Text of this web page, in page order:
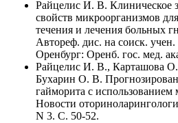
Райцелис И. В. Клиническое
свойств микроорганизмов
течения и лечения больных
Автореф. дис. на соиск. учен.
Оренбург: Оренб. гос. мед.
Райцелис И. В., Карташова
Бухарин О. В.
гайморита с использованием
Новости
N 3. C. 50-52.